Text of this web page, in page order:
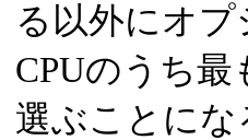
る以外にオ
CPUのうち最
選ぶことにな